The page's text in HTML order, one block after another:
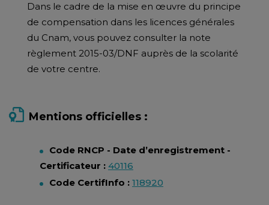
Dans le cadre de la mise en œuvre du principe
de compensation dans les licences générales
du Cnam, vous pouvez consulter la note
règlement 2015-03/DNF auprès de la scolarité
de votre centre.
Mentions officielles :
Code RNCP - Date d’enregistrement -
Certificateur : 40116
Code CertifInfo : 118920